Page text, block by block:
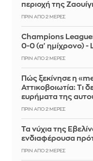
περιοχή της
ΠΡΙΝ ΑΠΌ 2 ΜΈΡΕΣ
Champions
0-0 (α' ημίχρονο) -
ΠΡΙΝ ΑΠΌ 2 ΜΈΡΕΣ
Πώς ξεκίνησε η
Αττικοβοιωτία: Τι
ευρήματα της
ΠΡΙΝ ΑΠΌ 2 ΜΈΡΕΣ
Τα νύχια της
ενδιαφέρουσα
ΠΡΙΝ ΑΠΌ 2 ΜΈΡΕΣ